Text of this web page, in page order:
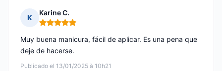
K
Karine C.
Nota: 5 de 5
Publicado el 13/01/2025 à 10h21
Muy buena manicura, fácil de aplicar. Es una pena que
deje de hacerse.